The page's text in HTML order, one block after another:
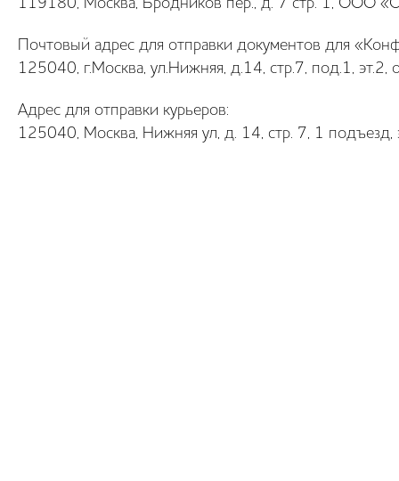
119180, Москва, Бродников пер., д. 7 стр. 1, ООО
Почтовый адрес для отправки документов для
125040, г.Москва, ул.Нижняя, д.14, стр.7, под.1,
Адрес для отправки курьеров:
125040, Москва, Нижняя ул, д. 14, стр. 7, 1